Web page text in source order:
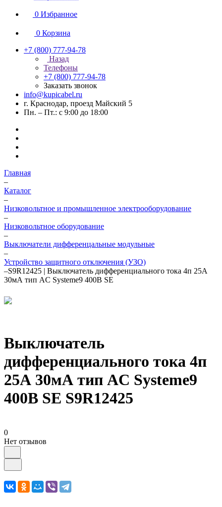
0 Избранное
0 Корзина
+7 (800) 777-94-78
Назад
Телефоны
+7 (800) 777-94-78
Заказать звонок
info@kupicabel.ru
г. Краснодар, проезд Майский 5
Пн. – Пт.: с 9:00 до 18:00
Главная
–
Каталог
–
Низковольтное и промышленное электрооборудование
–
Низковольтное оборудование
–
Выключатели дифференцальные модульные
–
Устройство защитного отключения (УЗО)
–S9R12425 | Выключатель дифференциального тока 4п 25А
30мА тип AC Systeme9 400В SE
Выключатель
дифференциального тока 4п
25А 30мА тип AC Systeme9
400В SE S9R12425
0
Нет отзывов